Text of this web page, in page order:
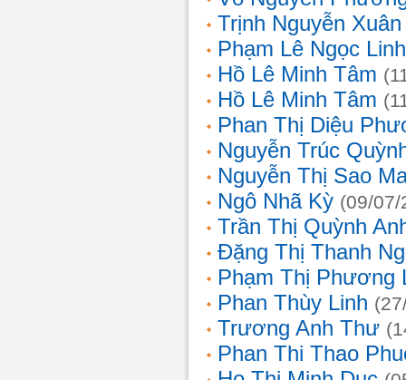
Trịnh Nguyễn
Phạm Lê Ngọc Linh
Hồ Lê Minh Tâm
Hồ Lê Minh Tâm
Phan Thị Diệu
Nguyễn Trúc
Nguyễn Thị Sao
Ngô Nhã Kỳ (09/07/
Trần Thị Quỳnh
Đặng Thị Thanh
Phạm Thị Phương
Phan Thùy Linh
Trương Anh Thư
Phan Thi Thao